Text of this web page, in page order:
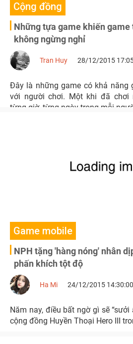
Cộng đồng
Những tựa game khiến game
không ngừng nghỉ
Tran Huy 28/12/2015
Đây là những game có khả năng
với người chơi. Một khi đã chơi
từng giờ, từng ngày trong mỗi
Game mobile
NPH tặng 'hàng nóng' nhân
phấn khích tột độ
Ha Mi 24/12/2015 14:30:00
Năm nay, điều bất ngờ gì sẽ “sưởi
cộng đồng Huyền Thoại Hero III